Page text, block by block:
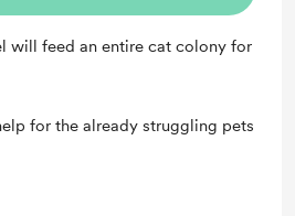
will feed an entire cat colony for
for the already struggling pets